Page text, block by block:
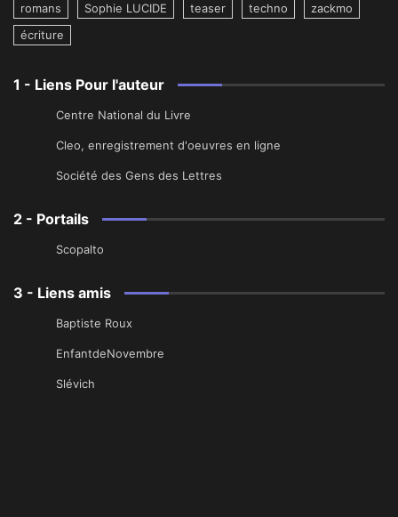
romans
Sophie LUCIDE teaser techno
zackmo
écriture
1 - Liens Pour l'auteur
Centre National du Livre
Cleo, enregistrement d'oeuvres en ligne
Société des Gens des Lettres
2 - Portails
Scopalto
3 - Liens amis
Baptiste Roux
EnfantdeNovembre
Slévich